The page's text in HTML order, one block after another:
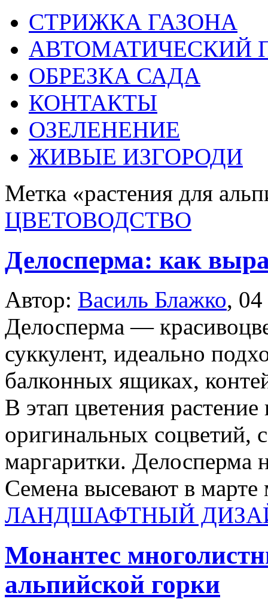
СТРИЖКА ГАЗОНА
АВТОМАТИЧЕСКИЙ
ОБРЕЗКА САДА
КОНТАКТЫ
ОЗЕЛЕНЕНИЕ
ЖИВЫЕ ИЗГОРОДИ
Метка «растения для
ЦВЕТОВОДСТВО
Делосперма: как
Автор: Василь Блажко,
Делосперма —
суккулент, идеально
балконных ящиках,
В этап цветения
оригинальных соцветий,
маргаритки. Делосперма
Семена высевают в марте
ЛАНДШАФТНЫЙ
Монантес
альпийской горки